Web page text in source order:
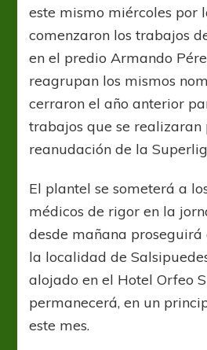
este mismo miércoles por
comenzaron los trabajos
en el predio Armando
reagrupan los mismos
cerraron el año anterior
trabajos que se realizaran
reanudación de la
El plantel se someterá a
médicos de rigor en la
desde mañana proseguirá
la localidad de
alojado en el Hotel Orfeo
permanecerá, en un
este mes.